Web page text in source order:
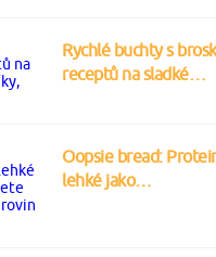
Rychlé buchty s
receptů na sladké…
Oopsie bread:
lehké jako…